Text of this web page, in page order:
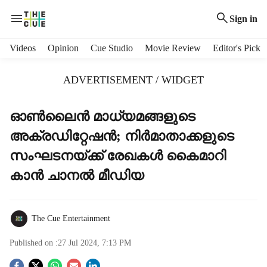
Sign in
Videos Opinion Cue Studio Movie Review Editor's Pick
ADVERTISEMENT / WIDGET
ഓണ്‍ലൈന്‍ മാധ്യമങ്ങളുടെ
അക്രഡിറ്റേഷന്‍; നിര്‍മാതാക്കളുടെ
സംഘടനയ്ക്ക് രേഖകള്‍ കൈമാറി
കാന്‍ ചാനല്‍ മീഡിയ
The Cue Entertainment
Published on :27 Jul 2024, 7:13 PM